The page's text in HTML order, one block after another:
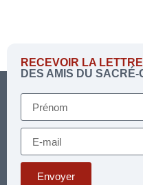
RECEVOIR LA LETTRE
DES AMIS DU SACRÉ-
Envoyer